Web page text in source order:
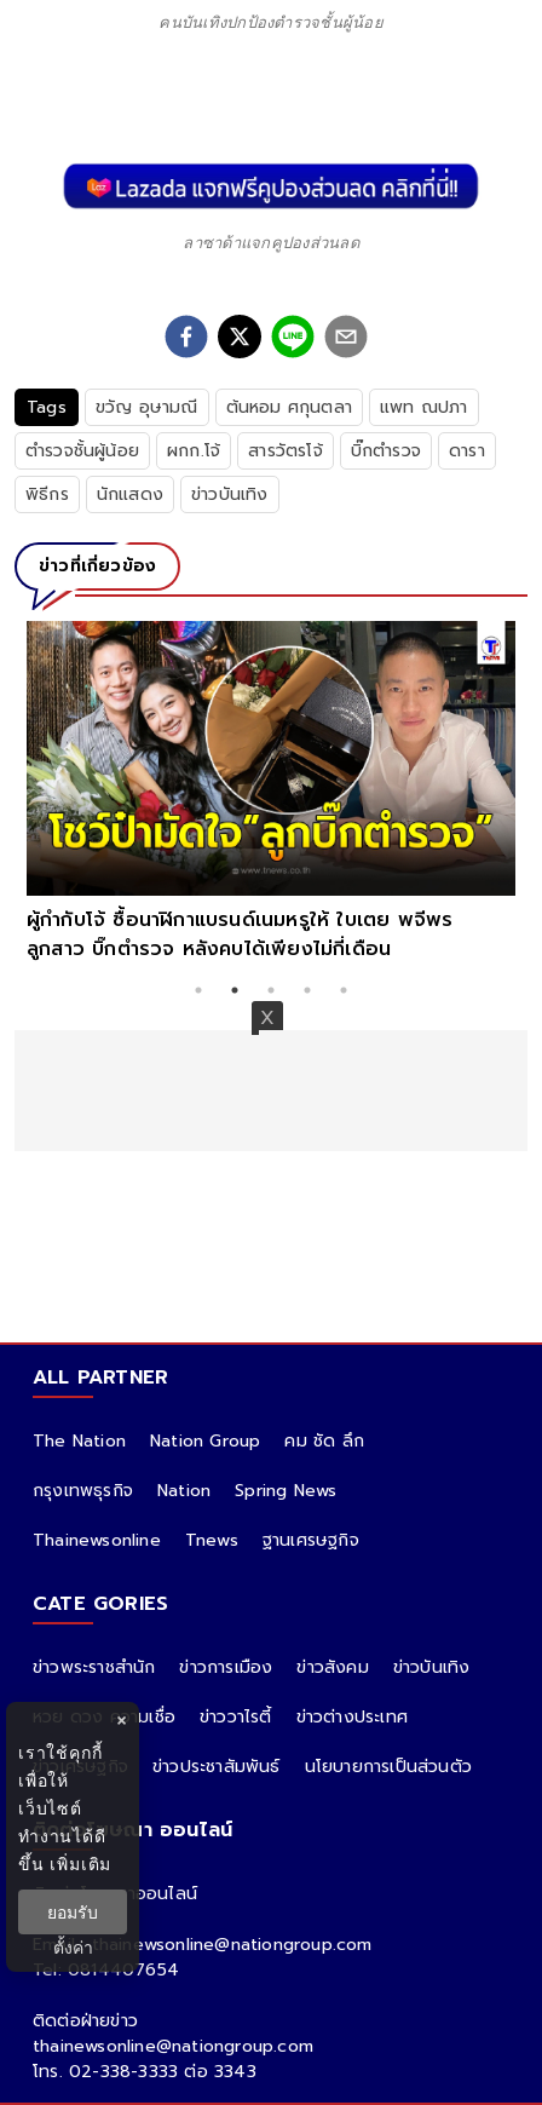
คนบันเทิงปกป้องตำรวจชั้นผู้น้อย
ลาซาด้าแจกคูปองส่วนลด
Tags ขวัญ อุษามณี ต้นหอม ศกุนตลา
แพท ณปภา
ตำรวจชั้นผู้น้อย
ผกก.โจ้ สารวัตรโจ้ บิ๊กตำรวจ
ดารา
พิธีกร
นักแสดง ข่าวบันเทิง
ข่าวที่เกี่ยวข้อง
ผู้กำกับโจ้ ซื้อนาฬิกาแบรนด์เนมหรูให้ ใบเตย พจีพร
ลูกสาว บิ๊กตำรวจ หลังคบได้เพียงไม่กี่เดือน
ALL PARTNER
The Nation Nation Group
คม ชัด ลึก
กรุงเทพธุรกิจ
Nation
Spring News
Thainewsonline
Tnews ฐานเศรษฐกิจ
CATE GORIES
ข่าวพระราชสำนัก ข่าวการเมือง ข่าวสังคม
ข่าวบันเทิง
หวย ดวง ความเชื่อ
ข่าววาไรตี้
ข่าวต่างประเทศ
ข่าวเศรษฐกิจ
ข่าวประชาสัมพันธ์ นโยบายการเป็นส่วนตัว
ติดต่อโฆษณา ออนไลน์
ติดต่อโฆษณาออนไลน์
คุณอ้อ
Email : thainewsonline@nationgroup.com
Tel: 0814407654
ติดต่อฝ่ายข่าว
thainewsonline@nationgroup.com
โทร. 02-338-3333 ต่อ 3343
×
เราใช้คุกกี้
เพื่อให้
เว็บไซต์
ทำงานได้ดี
ขึ้น เพิ่มเติม
ยอมรับ
ตั้งค่า